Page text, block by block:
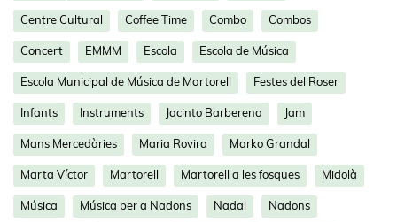
Centre Cultural Coffee Time Combo Combos
Concert EMMM Escola Escola de Música
Escola Municipal de Música de Martorell Festes del Roser
Infants Instruments Jacinto Barberena Jam
Mans Mercedàries Maria Rovira Marko Grandal
Marta Víctor Martorell Martorell a les fosques Midolà
Música Música per a Nadons Nadal Nadons